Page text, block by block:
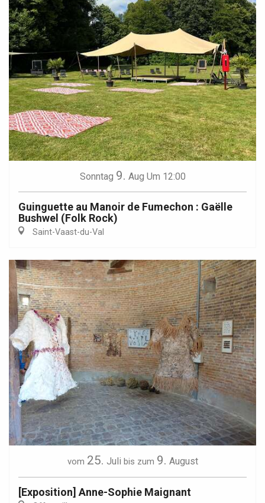
Sonntag 9. Aug Um 12:00
Guinguette au Manoir de Fumechon : Gaëlle
Bushwel (Folk Rock)
Saint-Vaast-du-Val
vom 25. Juli bis zum 9. August
[Exposition] Anne-Sophie Maignant